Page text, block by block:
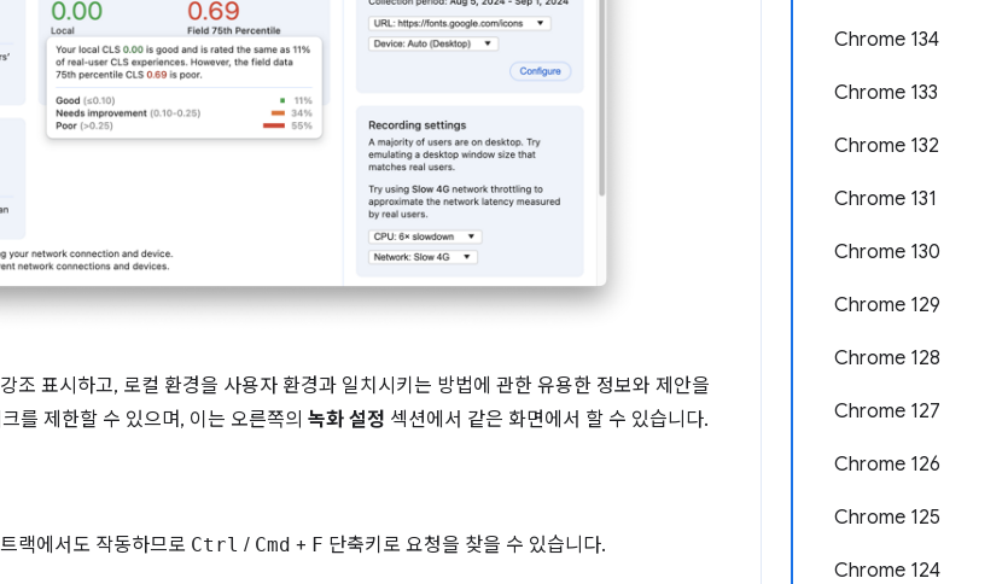
Chrome 134
Chrome 133
Chrome 132
Chrome 131
Chrome 130
Chrome 129
Chrome 128
Chrome 127
Chrome 126
Chrome 125
Chrome 124
조 표시하고, 로컬 환경을 사용자 환경과 일치시키는 방법에 관한 유용한 정보와 제안을
를 제한할 수 있으며, 이는 오른쪽의 녹화 설정 섹션에서 같은 화면에서 할 수 있습니다.
트랙에서도 작동하므로 Ctrl / Cmd + F 단축키로 요청을 찾을 수 있습니다.